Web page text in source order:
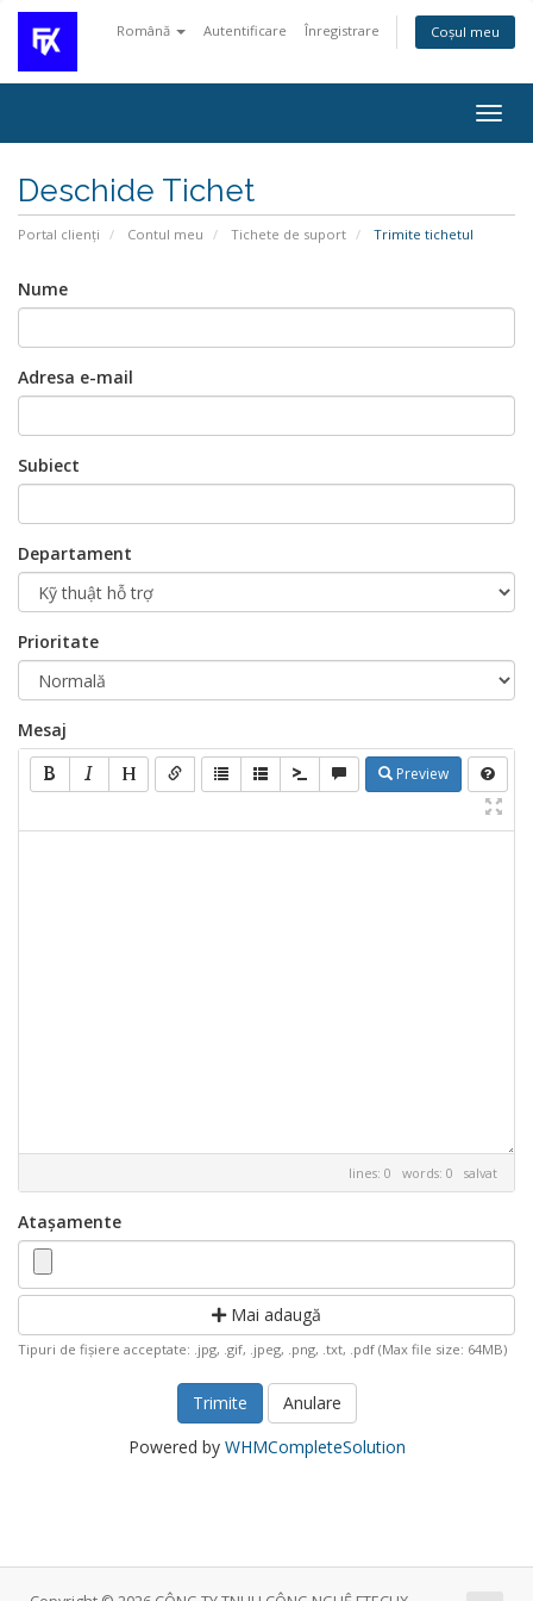
Română Autentificare Înregistrare Coșul meu
Deschide Tichet
Portal clienți Contul meu Tichete de suport Trimite tichetul
Nume
Adresa e-mail
Subiect
Departament
Prioritate
Mesaj
Preview
lines: 0 words: 0 salvat
Atașamente
Mai adaugă
Tipuri de fișiere acceptate: .jpg, .gif, .jpeg, .png, .txt, .pdf (Max file size: 64MB)
Anulare
Powered by WHMCompleteSolution